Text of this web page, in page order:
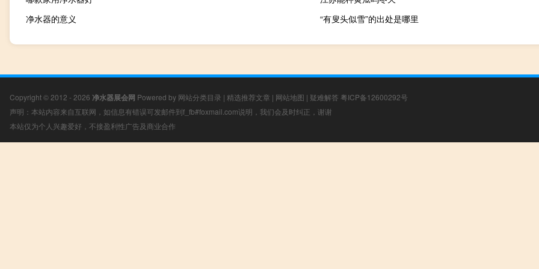
净水器的意义
“有叟头似雪”的出处是哪里
Copyright © 2012 - 2026 净水器展会网 Powered by 网站分类目录 | 精选推荐文章 | 网站地图 | 疑难解答 粤ICP备12600292号
声明：本站内容来自互联网，如信息有错误可发邮件到f_fb#foxmail.com说明，我们会及时纠正，谢谢
本站仅为个人兴趣爱好，不接盈利性广告及商业合作